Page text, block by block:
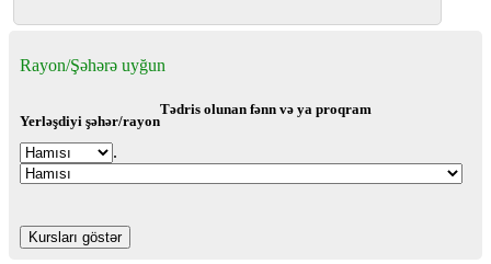
Rayon/Şəhərə uyğun
Yerləşdiyi şəhər/rayon
.
Tədris olunan fənn və ya proqram